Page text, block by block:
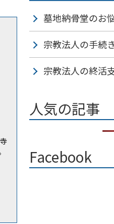
墓地納骨堂のお
宗教法人の手続
宗教法人の終活
人気の記事
Facebook